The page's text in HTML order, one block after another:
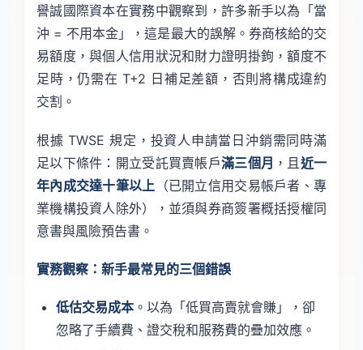
譽誠國際資本在實務中觀察到，許多新手以為「當
沖 = 不用本金」，這是最大的誤解。券商核給的交
易額度，與個人信用狀況和財力證明掛鉤，額度不
足時，仍需在 T+2 日補足差額，否則將構成違約
交割。
根據 TWSE 規定，投資人申請當日沖銷需同時滿
足以下條件：開立受託買賣帳戶滿三個月 ，且 近一
年內成交達十筆以上 （已開立信用交易帳戶者、專
業機構投資人除外），並須與券商簽署概括授權同
意書與風險預告書。
實務觀察：新手最常見的三個錯誤
低估交易成本。以為「低買高賣就會賺」，卻
忽略了手續費、證交稅和服務費的疊加效應。